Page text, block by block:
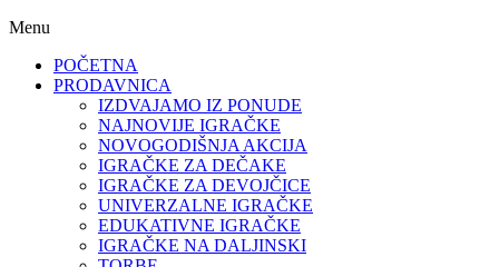
Menu
POČETNA
PRODAVNICA
IZDVAJAMO IZ PONUDE
NAJNOVIJE IGRAČKE
NOVOGODIŠNJA AKCIJA
IGRAČKE ZA DEČAKE
IGRAČKE ZA DEVOJČICE
UNIVERZALNE IGRAČKE
EDUKATIVNE IGRAČKE
IGRAČKE NA DALJINSKI